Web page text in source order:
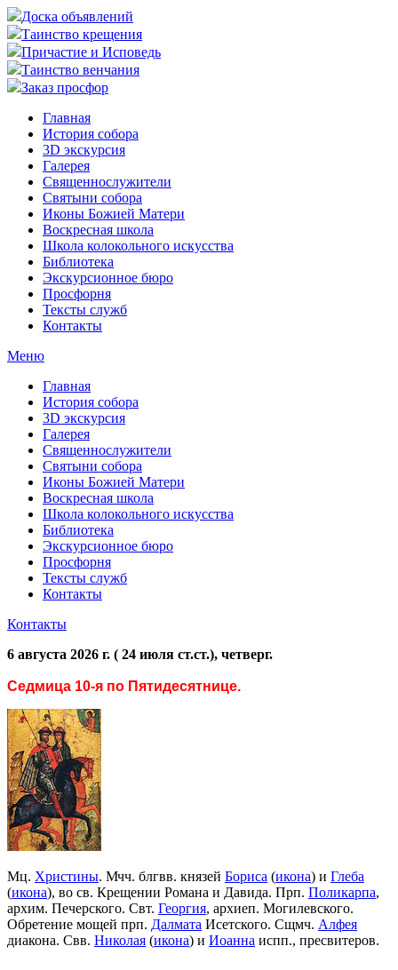
Доска объявлений
Таинство крещения
Причастие и Исповедь
Таинство венчания
Заказ просфор
Главная
История собора
3D экскурсия
Галерея
Священнослужители
Святыни собора
Иконы Божией Матери
Воскресная школа
Школа колокольного искусства
Библиотека
Экскурсионное бюро
Просфорня
Тексты служб
Контакты
Меню
Главная
История собора
3D экскурсия
Галерея
Священнослужители
Святыни собора
Иконы Божией Матери
Воскресная школа
Школа колокольного искусства
Библиотека
Экскурсионное бюро
Просфорня
Тексты служб
Контакты
Контакты
6 августа 2026 г. ( 24 июля ст.ст.), четверг.
Седмица 10-я по Пятидесятнице.
Мц. Христины. Мчч. блгвв. князей Бориса (икона) и Глеба
(икона), во св. Крещении Романа и Давида. Прп. Поликарпа,
архим. Печерского. Свт. Георгия, архиеп. Могилевского.
Обретение мощей прп. Далмата Исетского. Сщмч. Алфея
диакона. Свв. Николая (икона) и Иоанна испп., пресвитеров.